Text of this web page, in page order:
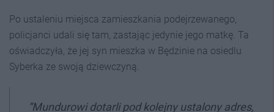
Po ustaleniu miejsca zamieszkania podejrzewanego,
policjanci udali się tam, zastając jedynie jego matkę. Ta
oświadczyła, że jej syn mieszka w Będzinie na osiedlu
Syberka ze swoją dziewczyną.
”Mundurowi dotarli pod kolejny ustalony adres,